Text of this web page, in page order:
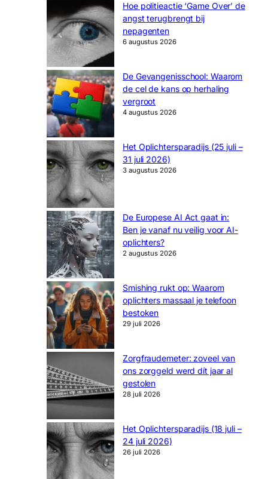
Hoe politieactie ‘Game Over’ de
angst terugbrengt bij
nepagenten
6 augustus 2026
De Gevangenisschool: Waarom
de cel de kans op herhaling
vergroot
4 augustus 2026
Het Oplichtersparadijs (25 juli –
31 juli 2026)
3 augustus 2026
De Europese AI Act gaat in:
Ben je vanaf nu veilig voor AI-
oplichters?
2 augustus 2026
Smishing rukt op: Waarom
oplichters massaal je telefoon
bestoken
29 juli 2026
Zorgfraudemeter: zoveel van
ons zorggeld werd dít jaar al
gestolen
28 juli 2026
Het Oplichtersparadijs (18 juli –
24 juli 2026)
26 juli 2026